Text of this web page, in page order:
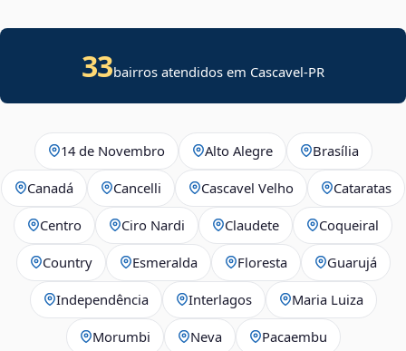
33bairros atendidos em Cascavel-PR
14 de Novembro Alto Alegre Brasília
Canadá Cancelli Cascavel Velho Cataratas
Centro Ciro Nardi Claudete Coqueiral
Country Esmeralda Floresta Guarujá
Independência Interlagos Maria Luiza
Morumbi Neva Pacaembu